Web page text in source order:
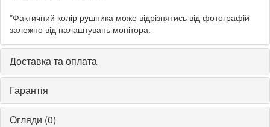
*Фактичний колір рушника може відрізнятись від фотографій
залежно від налаштувань монітора.
Доставка та оплата
Гарантія
Огляди (0)